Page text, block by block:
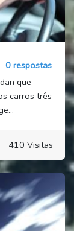
0 respostas
que
carros três
410 Visitas